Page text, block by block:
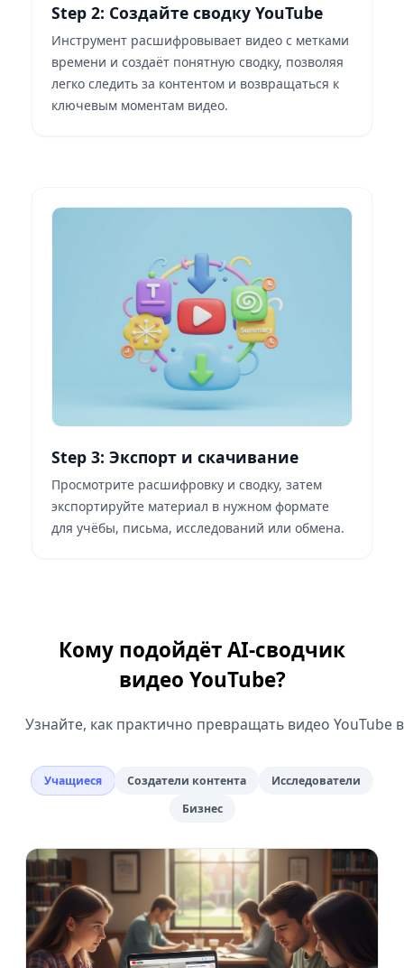
Step 2: Создайте сводку YouTube
Инструмент расшифровывает видео с метками
времени и создаёт понятную сводку, позволяя
легко следить за контентом и возвращаться к
ключевым моментам видео.
Step 3: Экспорт и скачивание
Просмотрите расшифровку и сводку, затем
экспортируйте материал в нужном формате
для учёбы, письма, исследований или обмена.
Кому подойдёт AI-сводчик
видео YouTube?
Узнайте, как практично превращать видео
Учащиеся Создатели контента
Исследователи
Бизнес